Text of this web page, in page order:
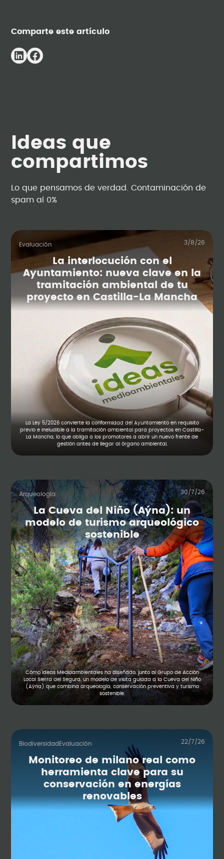
Comparte este artículo
Ideas que
compartimos
Lo que pensamos de verdad. Contaminación de
spam al 0%
Evaluación 3/8/26
La interlocución con el
Ayuntamiento: nueva clave en la
tramitación ambiental de tu
proyecto en Castilla-La Mancha
La Ley 5/2026 convierte la conformidad del Ayuntamiento en requisito
previo e ineludible a la tramitación ambiental para proyectos en Castilla-
La Mancha, lo que obliga a los promotores a abrir un nuevo frente de
gestión antes de llegar al órgano ambiental.
Arqueología 30/7/26
La Cueva del Niño (Aýna): un
modelo de turismo arqueológico
sostenible
Cómo Ideas Medioambientales ha diseñado, junto al Grupo de Acción
Local Sierra del Segura, un modelo de visita guiada a la Cueva del Niño
(Aýna) que combina arqueología, conservación preventiva y turismo
sostenible.
Biodiversidad Evaluación 22/7/26
Monitoreo de milano real como
herramienta clave para su
conservación en energías
renovables